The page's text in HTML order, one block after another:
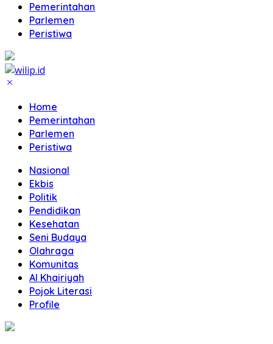
Pemerintahan
Parlemen
Peristiwa
Home
Pemerintahan
Parlemen
Peristiwa
Nasional
Ekbis
Politik
Pendidikan
Kesehatan
Seni Budaya
Olahraga
Komunitas
Al Khairiyah
Pojok Literasi
Profile